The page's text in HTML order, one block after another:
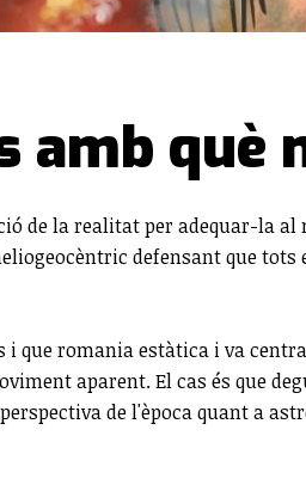
amb
la realitat per adequar-la al
defensant que
i que romania estàtica i va
aparent. El cas és que
de l'època quant a